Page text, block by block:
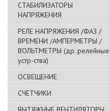
СТАБИЛИЗАТОРЫ
НАПРЯЖЕНИЯ
РЕЛЕ НАПРЯЖЕНИЯ /ФАЗ /
ВРЕМЕНИ /АМПЕРМЕТРЫ /
ВОЛЬТМЕТРЫ (др. релейные
устр-ства)
ОСВЕЩЕНИЕ
СЧЕТЧИКИ